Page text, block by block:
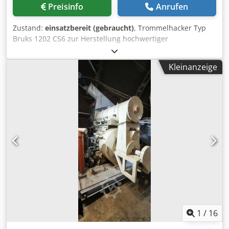
140 mm Spindelbohrung Ø 91 mm Drehzahlbereich: 2
Revolver: 12 Stationen In ZB-Achse mit Zylinderrollen-
Wälzführung In XB-Achse mit Gleitführung ▪
Kollisionsvermeidungssystem CAS in Echtzeit ▪ 19“ Farb-
LCD TFT (1280x1024) mit 3D-Farbgrafik als Touch
Screen/Panel mit vertikalem Bildschirm und neigbarer
Tastatur (schräg einstellbar) ▪ Zweites Betriebssystem
Windows 7 für Bedienung und Datenkommunikation offen
und frei nutzbar für Windows 7 kompatible Anwendungen
▪ Programmierbarer Reitstock auf W-Achse mit
hydraulischer Pinole ▪ Werkzeugmagazin 40 Stationen
Dkedpfx Aoyviigedksr ▪ C-Achse 360° Positionierung in
0,001° ▪ Y-Achse mit Hub + 150 / -150 = 300mm ▪ B-Achse
240° Positionierung in 0,001° ▪ Werkzeugspindel (Okuma-
Motorspindel): 22kW / 120Nm / 12.000 1/min ▪ Innere
Kühlmittelzufuhr für rotierende Werkzeuge, Pumpe mit
Druck max. 20bar Einschließlich Beutelfilter,
Außenkühlung Werkzeugspindel, Pumpe mit Druck max.
3bar ▪ Werkzeugsystem HSK-A63 ▪
Preisinfo Anrufen
Zustand: einsatzbereit (gebraucht), Trommelhacker Typ
Bruks 1202 CS6 zur Herstellung hochwertiger
Zellstoffhackschnitzel aus sperrigen Mischabfällen wie:
Dsdpfx Aeuhvhpodkekr Kanten, Platten, Schnittreste,
Sperrholz, Furnier- und Tischlerabfälle sowie Stammholz.
Der Hacker kann Zellstoff- und Plattenhackschnitzel oder
Brennstoffhackschnitzel produzieren. Kapazität bis zu 50
m3 Hackschnitzel pro Stunde Mit größerem Elektromotor
bis zu 100 m3 Hackschnitzel pro Stunde Elektromotor 75
Kleinanzeige
1 / 16